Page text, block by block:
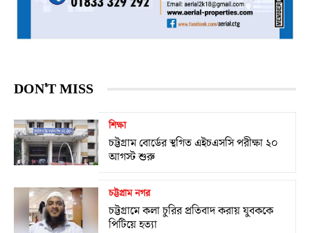
DON'T MISS
শিক্ষা
চট্টগ্রাম বোর্ডের স্থগিত এইচএসসি পরীক্ষা ২০
আগস্ট শুরু
চট্টগ্রাম নগর
চট্টগ্রামে কলা চুরির প্রতিবাদ করায় যুবককে
পিটিয়ে হত্যা